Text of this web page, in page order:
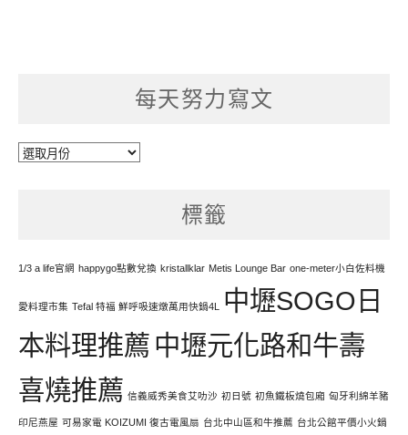
每天努力寫文
每
標籤
1/3 a life官網 happygo點數兌換 kristallklar Metis Lounge Bar one-meter小白佐料機
愛料理市集 Tefal 特福 鮮呼吸速燉萬用快鍋4L
中壢SOGO日
本料理推薦 中壢元化路和牛壽
喜燒推薦 信義威秀美食艾叻沙 初日號 初魚鐵板燒包廂 匈牙利綿羊豬
印尼燕屋 可易家電 KOIZUMI 復古電風扇 台北中山區和牛推薦 台北公館平價小火鍋